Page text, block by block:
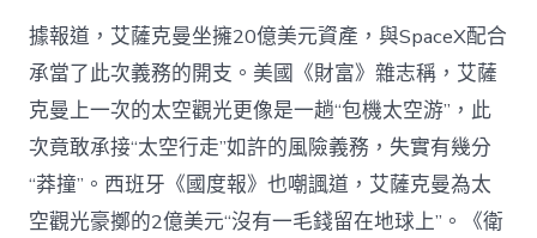
據報道，艾薩克曼坐擁20億美元資產，與SpaceX配合
承當了此次義務的開支。美國《財富》雜志稱，艾薩
克曼上一次的太空觀光更像是一趟“包機太空游”，此
次竟敢承接“太空行走”如許的風險義務，失實有幾分
“莽撞”。西班牙《國度報》也嘲諷道，艾薩克曼為太
空觀光豪擲的2億美元“沒有一毛錢留在地球上”。《衛